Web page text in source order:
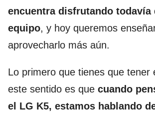
encuentra disfrutando todavía
equipo, y hoy queremos
aprovecharlo más aún.
Lo primero que tienes que tener
este sentido es que cuando
el LG K5, estamos hablando